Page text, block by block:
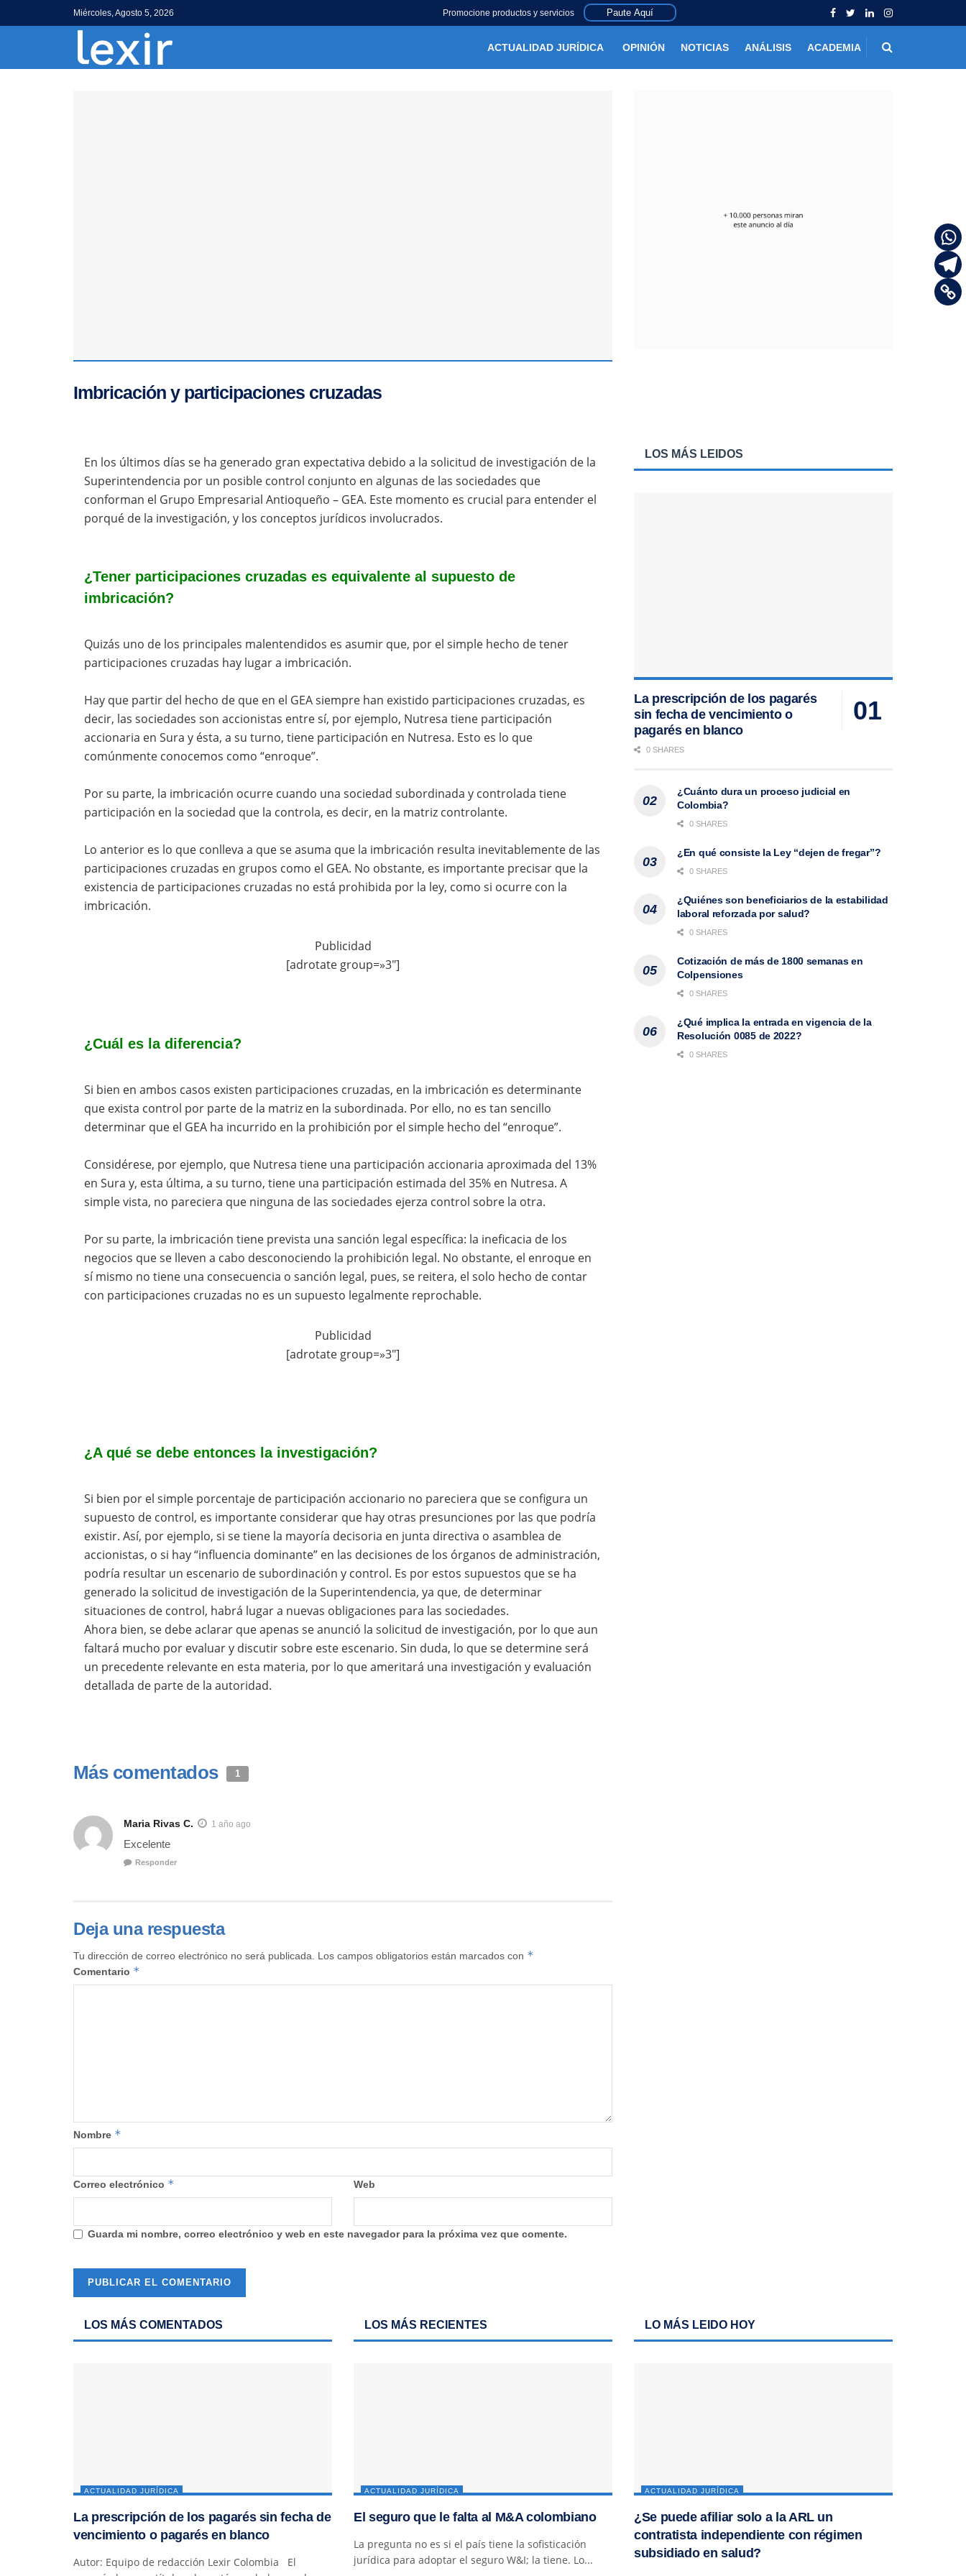
Miércoles, Agosto 5, 2026 Promocione productos y servicios Paute Aquí
ACTUALIDAD JURÍDICA OPINIÓN NOTICIAS ANÁLISIS ACADEMIA
Imbricación y participaciones cruzadas
En los últimos días se ha generado gran expectativa debido a la solicitud de investigación de la
Superintendencia por un posible control conjunto en algunas de las sociedades que
conforman el Grupo Empresarial Antioqueño – GEA. Este momento es crucial para entender el
porqué de la investigación, y los conceptos jurídicos involucrados.
¿Tener participaciones cruzadas es equivalente al supuesto de
imbricación?
Quizás uno de los principales malentendidos es asumir que, por el simple hecho de tener
participaciones cruzadas hay lugar a imbricación.
Hay que partir del hecho de que en el GEA siempre han existido participaciones cruzadas, es
decir, las sociedades son accionistas entre sí, por ejemplo, Nutresa tiene participación
accionaria en Sura y ésta, a su turno, tiene participación en Nutresa. Esto es lo que
comúnmente conocemos como “enroque”.
Por su parte, la imbricación ocurre cuando una sociedad subordinada y controlada tiene
participación en la sociedad que la controla, es decir, en la matriz controlante.
Lo anterior es lo que conlleva a que se asuma que la imbricación resulta inevitablemente de las
participaciones cruzadas en grupos como el GEA. No obstante, es importante precisar que la
existencia de participaciones cruzadas no está prohibida por la ley, como si ocurre con la
imbricación.
Publicidad
[adrotate group=»3″]
¿Cuál es la diferencia?
Si bien en ambos casos existen participaciones cruzadas, en la imbricación es determinante
que exista control por parte de la matriz en la subordinada. Por ello, no es tan sencillo
determinar que el GEA ha incurrido en la prohibición por el simple hecho del “enroque”.
Considérese, por ejemplo, que Nutresa tiene una participación accionaria aproximada del 13%
en Sura y, esta última, a su turno, tiene una participación estimada del 35% en Nutresa. A
simple vista, no pareciera que ninguna de las sociedades ejerza control sobre la otra.
Por su parte, la imbricación tiene prevista una sanción legal específica: la ineficacia de los
negocios que se lleven a cabo desconociendo la prohibición legal. No obstante, el enroque en
sí mismo no tiene una consecuencia o sanción legal, pues, se reitera, el solo hecho de contar
con participaciones cruzadas no es un supuesto legalmente reprochable.
Publicidad
[adrotate group=»3″]
¿A qué se debe entonces la investigación?
Si bien por el simple porcentaje de participación accionario no pareciera que se configura un
supuesto de control, es importante considerar que hay otras presunciones por las que podría
existir. Así, por ejemplo, si se tiene la mayoría decisoria en junta directiva o asamblea de
accionistas, o si hay “influencia dominante” en las decisiones de los órganos de administración,
podría resultar un escenario de subordinación y control. Es por estos supuestos que se ha
generado la solicitud de investigación de la Superintendencia, ya que, de determinar
situaciones de control, habrá lugar a nuevas obligaciones para las sociedades.
Ahora bien, se debe aclarar que apenas se anunció la solicitud de investigación, por lo que aun
faltará mucho por evaluar y discutir sobre este escenario. Sin duda, lo que se determine será
un precedente relevante en esta materia, por lo que ameritará una investigación y evaluación
detallada de parte de la autoridad.
Más comentados 1
Maria Rivas C. 1 año ago
Excelente
Responder
Deja una respuesta
Tu dirección de correo electrónico no será publicada. Los campos obligatorios están marcados con *
Comentario *
Nombre *
Correo electrónico * Web
Guarda mi nombre, correo electrónico y web en este navegador para la próxima vez que comente.
LOS MÁS LEIDOS
La prescripción de los pagarés
sin fecha de vencimiento o
pagarés en blanco
0 SHARES
¿Cuánto dura un proceso judicial en
Colombia?
0 SHARES
¿En qué consiste la Ley “dejen de fregar”?
0 SHARES
¿Quiénes son beneficiarios de la estabilidad
laboral reforzada por salud?
0 SHARES
Cotización de más de 1800 semanas en
Colpensiones
0 SHARES
¿Qué implica la entrada en vigencia de la
Resolución 0085 de 2022?
0 SHARES
LOS MÁS COMENTADOS
ACTUALIDAD JURÍDICA
La prescripción de los pagarés sin fecha de
vencimiento o pagarés en blanco
Autor: Equipo de redacción Lexir Colombia El
LOS MÁS RECIENTES
ACTUALIDAD JURÍDICA
El seguro que le falta al M&A colombiano
La pregunta no es si el país tiene la sofisticación
jurídica para adoptar el seguro W&I; la tiene. Lo...
LO MÁS LEIDO HOY
ACTUALIDAD JURÍDICA
¿Se puede afiliar solo a la ARL un
contratista independiente con régimen
subsidiado en salud?